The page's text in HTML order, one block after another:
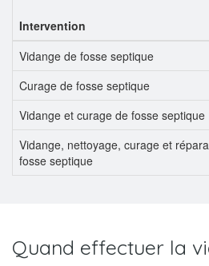
Intervention
Vidange de fosse septique
Curage de fosse septique
Vidange et curage de fosse septique
Vidange, nettoyage, curage et
fosse septique
Quand effectuer la